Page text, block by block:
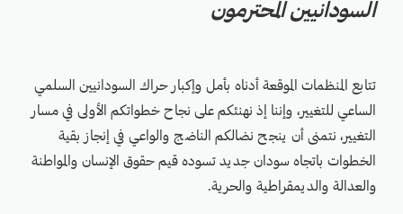
السودانيين المحترمون
تتابع المنظمات الموقعة أدناه بأمل وإكبار حراك السودانيين السلمي
الساعي للتغيير، وإننا إذ نهنئكم على نجاح خطواتكم الأولى في مسار
التغيير، نتمنى أن ينجح نضالكم الناضج والواعي في إنجاز بقية
الخطوات باتجاه سودان جديد تسوده قيم حقوق الإنسان والمواطنة
والعدالة والديمقراطية والحرية.